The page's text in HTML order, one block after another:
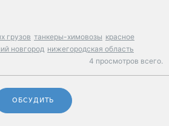
грузов танкеры-химовозы красное
новгород нижегородская область
4 просмотров всего.
ОБСУДИТЬ